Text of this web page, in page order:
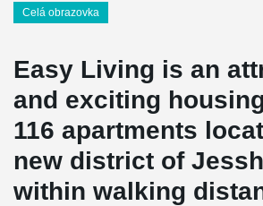
Celá obrazovka
Easy Living is an
and exciting
116 apartments
new district of
within walking